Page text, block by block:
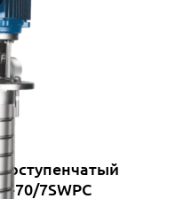
70/7SWPC